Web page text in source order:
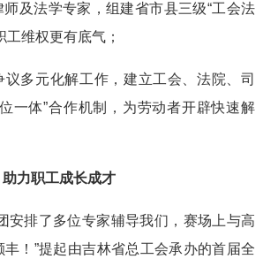
及法学专家，组建省市县三级“工会法
工维权更有底气；
多元化解工作，建立工会、法院、司
一体”合作机制，为劳动者开辟快速解
力职工成长成才
安排了多位专家辅导我们，赛场上与高
！”提起由吉林省总工会承办的首届全